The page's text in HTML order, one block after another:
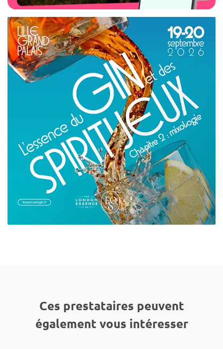
Ces prestataires peuvent
également vous intéresser